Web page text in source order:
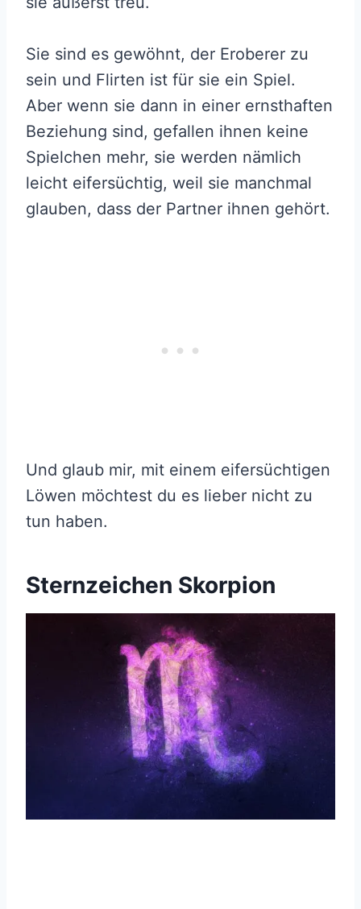
Sie sind es gewöhnt, der Eroberer zu
sein und Flirten ist für sie ein Spiel.
Aber wenn sie dann in einer ernsthaften
Beziehung sind, gefallen ihnen keine
Spielchen mehr, sie werden nämlich
leicht eifersüchtig, weil sie manchmal
glauben, dass der Partner ihnen gehört.
Und glaub mir, mit einem eifersüchtigen
Löwen möchtest du es lieber nicht zu
tun haben.
Sternzeichen Skorpion